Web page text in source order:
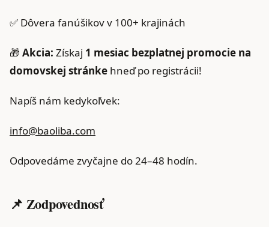
✅ Dôvera fanúšikov v 100+ krajinách
🎁 Akcia: Získaj 1 mesiac bezplatnej promocie na
domovskej stránke hneď po registrácii!
Napíš nám kedykoľvek:
info@baoliba.com
Odpovedáme zvyčajne do 24–48 hodín.
📌 Zodpovednosť